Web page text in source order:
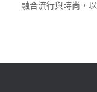
融合流行與時尚，